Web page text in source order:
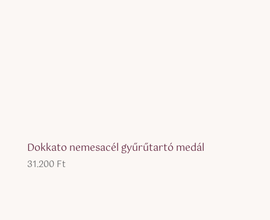
Dokkato nemesacél gyűrűtartó medál
31.200 Ft